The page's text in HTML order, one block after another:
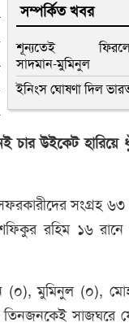
সম্পর্কিত খবর
শূন্যতেই
সাদমান-মুমিনুল
ইনিংস ঘোষণা দিল
চার উইকেট হারিয়ে
সংগ্রহ ৬৩
রহিম ১৬
(০), মুমিনুল (০),
সাজঘরে